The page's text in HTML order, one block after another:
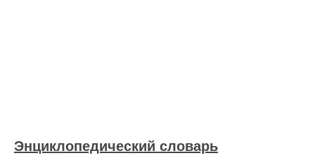
Энциклопедический словарь